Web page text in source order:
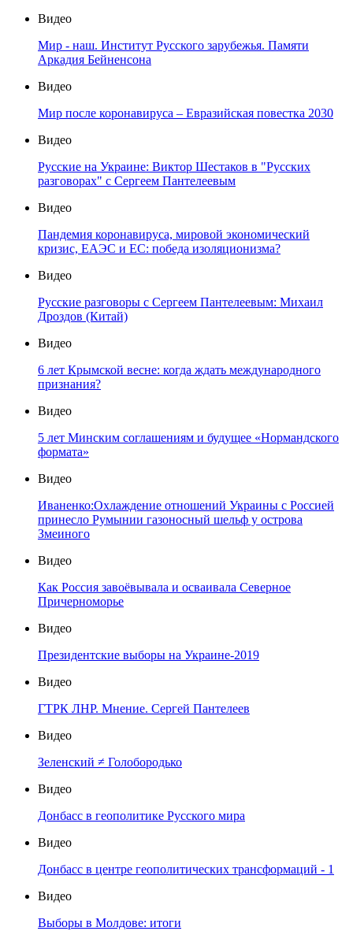
Видео
Мир - наш. Институт Русского зарубежья. Памяти
Аркадия Бейненсона
Видео
Мир после коронавируса – Евразийская повестка 2030
Видео
Русские на Украине: Виктор Шестаков в "Русских
разговорах" с Сергеем Пантелеевым
Видео
Пандемия коронавируса, мировой экономический
кризис, ЕАЭС и ЕС: победа изоляционизма?
Видео
Русские разговоры с Сергеем Пантелеевым: Михаил
Дроздов (Китай)
Видео
6 лет Крымской весне: когда ждать международного
признания?
Видео
5 лет Минским соглашениям и будущее «Нормандского
формата»
Видео
Иваненко:Охлаждение отношений Украины с Россией
принесло Румынии газоносный шельф у острова
Змеиного
Видео
Как Россия завоёвывала и осваивала Северное
Причерноморье
Видео
Президентские выборы на Украине-2019
Видео
ГТРК ЛНР. Мнение. Сергей Пантелеев
Видео
Зеленский ≠ Голобородько
Видео
Донбасс в геополитике Русского мира
Видео
Донбасс в центре геополитических трансформаций - 1
Видео
Выборы в Молдове: итоги